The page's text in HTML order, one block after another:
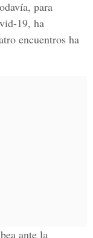
para
19, ha
encuentros ha
ante la